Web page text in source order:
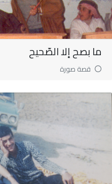
ما بصح إلا الصّحيح
قصة صورة